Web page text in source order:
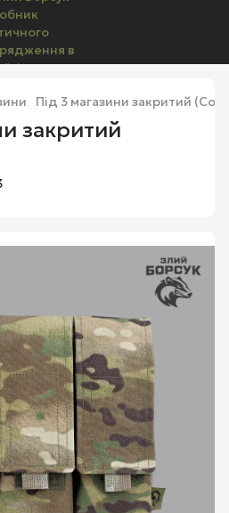
Під 3 магазини закритий
закритий